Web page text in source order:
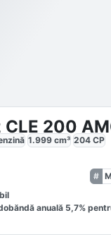
200
1.999 cm³ 204 CP
anuală 5,7%